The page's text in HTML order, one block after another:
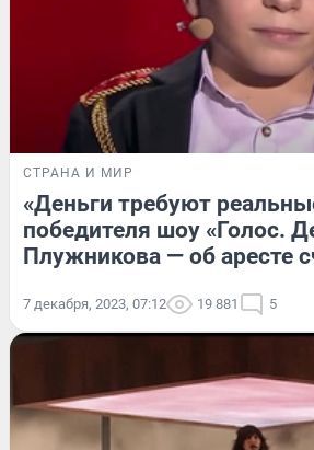
СТРАНА И МИР
«Деньги требуют
победителя шоу «Голос.
Плужникова — об аресте
7 декабря, 2023, 07:12 19 881 5